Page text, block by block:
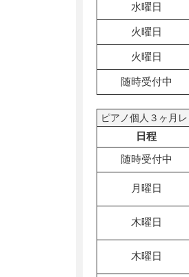
水曜日
火曜日
火曜日
随時受付中
ピアノ個人３ヶ月
日程
随時受付中
月曜日
木曜日
木曜日